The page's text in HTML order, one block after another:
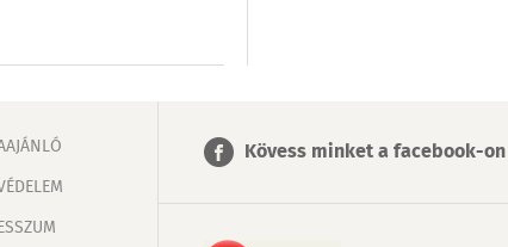
Kövess minket a facebook-on